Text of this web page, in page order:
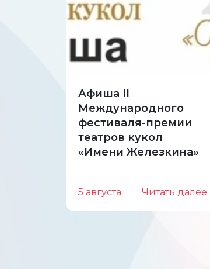
Афиша II
Международного
фестиваля-премии
театров кукол
«Имени Железкина»
5 августа Читать далее